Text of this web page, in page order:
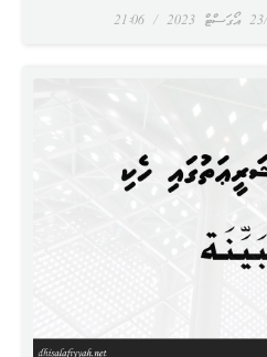
23 އޯގަސްޓް 2023